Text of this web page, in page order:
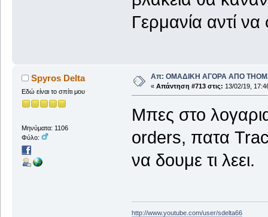
Γερμανία αντί
Spyros Delta
Εδώ είναι το σπίτι μου
Μηνύματα: 1106
Φύλο:
Απ: ΟΜΑΔΙΚΗ ΑΓΟΡΑ ΑΠΟ
« Απάντηση #713 στις: 13/02/19,
Μπες στο
orders, πατα
να δουμε τι λεει.
http://www.youtube.com/user/sdelta66